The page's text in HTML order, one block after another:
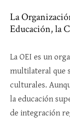
La
Educación, la
La OEI es un
multilateral que
culturales.
la educación
de integración